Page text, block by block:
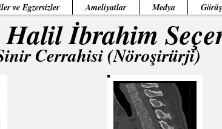
ve Egzersizler Ameliyatlar Medya
İbrahim
Cerrahisi (Nöroşirürji)